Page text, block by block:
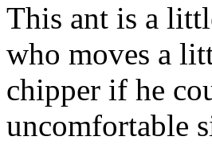
This ant is a
who moves a
chipper if he
uncomfortable